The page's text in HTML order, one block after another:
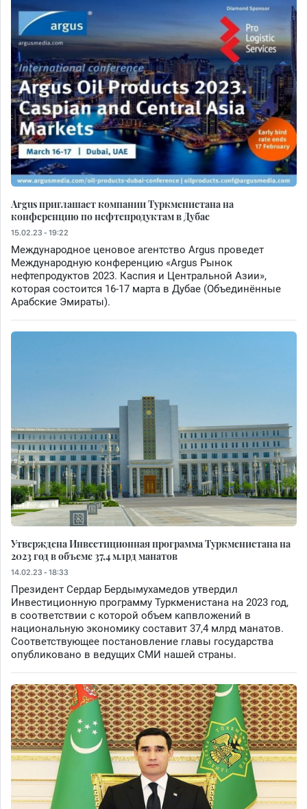
Argus приглашает компании Туркменистана на
конференцию по нефтепродуктам в Дубае
15.02.23 - 19:22
Международное ценовое агентство Argus проведет
Международную конференцию «Argus Рынок
нефтепродуктов 2023. Каспия и Центральной Азии»,
которая состоится 16-17 марта в Дубае (Объединённые
Арабские Эмираты).
Утверждена Инвестиционная программа Туркменистана на
2023 год в объеме 37,4 млрд манатов
14.02.23 - 18:33
Президент Сердар Бердымухамедов утвердил
Инвестиционную программу Туркменистана на 2023 год,
в соответствии с которой объем капвложений в
национальную экономику составит 37,4 млрд манатов.
Соответствующее постановление главы государства
опубликовано в ведущих СМИ нашей страны.